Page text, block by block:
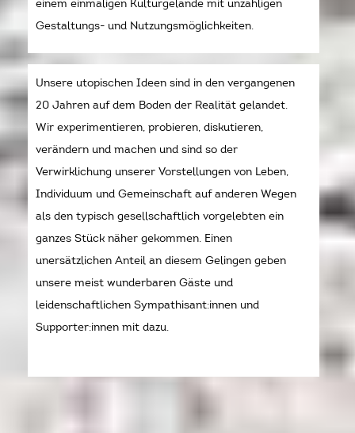
einem einmaligen Kulturgelände mit unzähligen
Gestaltungs- und Nutzungsmöglichkeiten.
Unsere utopischen Ideen sind in den vergangenen
20 Jahren auf dem Boden der Realität gelandet.
Wir experimentieren, probieren, diskutieren,
verändern und machen und sind so der
Verwirklichung unserer Vorstellungen von Leben,
Individuum und Gemeinschaft auf anderen Wegen
als den typisch gesellschaftlich vorgelebten ein
ganzes Stück näher gekommen. Einen
unersätzlichen Anteil an diesem Gelingen geben
unsere meist wunderbaren Gäste und
leidenschaftlichen Sympathisant:innen und
Supporter:innen mit dazu.